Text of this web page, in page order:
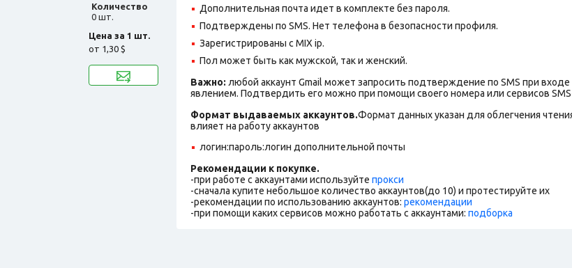
Количество
0 шт.
Цена за 1 шт.
от 1,30 $
Дополнительная почта идет в комплекте без пароля.
Подтверждены по SMS. Нет телефона в безопасности профиля.
Зарегистрированы с MIX ip.
Пол может быть как мужской, так и женский.
Важно: любой аккаунт Gmail может запросить подтверждение по SMS при
явлением. Подтвердить его можно при помощи своего номера или сервисов
Формат выдаваемых аккаунтов.Формат данных указан для облегчения
влияет на работу аккаунтов
логин:пароль:логин дополнительной почты
Рекомендации к покупке.
-при работе с аккаунтами используйте прокси
-сначала купите небольшое количество аккаунтов(до 10) и протестируйте их
-рекомендации по использованию аккаунтов: рекомендации
-при помощи каких сервисов можно работать с аккаунтами: подборка